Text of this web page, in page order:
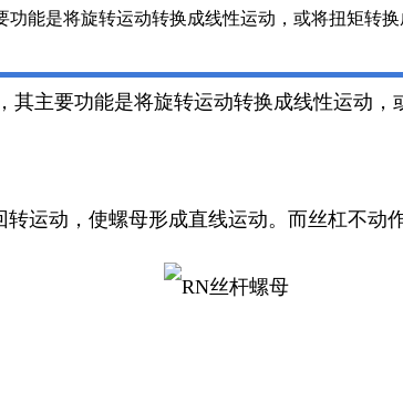
能是将旋转运动转换成线性运动，或将扭矩转
其主要功能是将旋转运动转换成线性运动
运动，使螺母形成直线运动。而丝杠不动